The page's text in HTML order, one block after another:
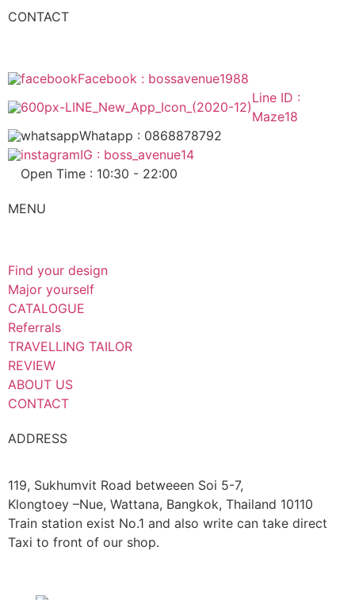
CONTACT
Facebook : bossavenue1988
Line ID :
Maze18
Whatapp : 0868878792
IG : boss_avenue14
Open Time : 10:30 - 22:00
MENU
Find your design
Major yourself
CATALOGUE
Referrals
TRAVELLING TAILOR
REVIEW
ABOUT US
CONTACT
ADDRESS
119, Sukhumvit Road betweeen Soi 5-7,
Klongtoey –Nue, Wattana, Bangkok, Thailand 10110
Train station exist No.1 and also write can take direct
Taxi to front of our shop.